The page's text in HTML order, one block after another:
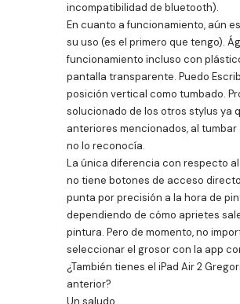
incompatibilidad de bluetooth).
En cuanto a funcionamiento, aún
su uso (es el primero que tengo).
funcionamiento incluso con
pantalla transparente. Puedo
posición vertical como tumbado.
solucionado de los otros stylus ya
anteriores mencionados, al
no lo reconocía.
La única diferencia con respecto
no tiene botones de acceso
punta por precisión a la hora de
dependiendo de cómo aprietes
pintura. Pero de momento, no
seleccionar el grosor con la app
¿También tienes el iPad Air 2
anterior?
Un saludo